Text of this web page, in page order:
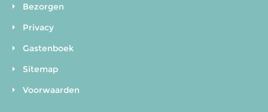
Bezorgen
Privacy
Gastenboek
Sitemap
Voorwaarden